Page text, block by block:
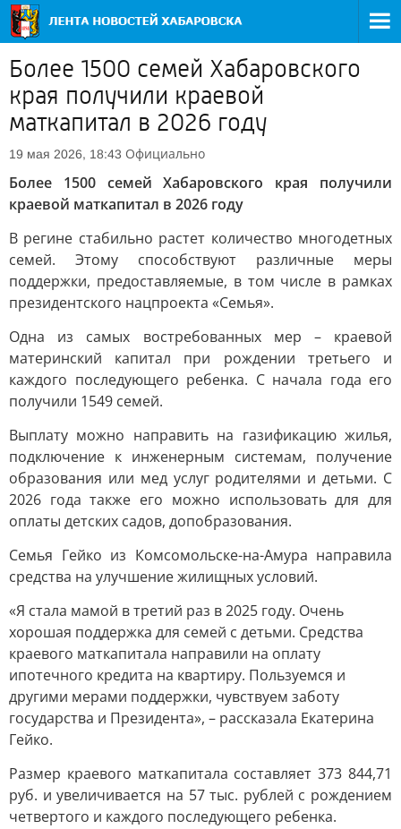
Более 1500 семей Хабаровского
края получили краевой
маткапитал в 2026 году
19 мая 2026, 18:43 Официально
Более 1500 семей Хабаровского края получили
краевой маткапитал в 2026 году
В регине стабильно растет количество многодетных
семей. Этому способствуют различные меры
поддержки, предоставляемые, в том числе в рамках
президентского нацпроекта «Семья».
Одна из самых востребованных мер – краевой
материнский капитал при рождении третьего и
каждого последующего ребенка. С начала года его
получили 1549 семей.
Выплату можно направить на газификацию жилья,
подключение к инженерным системам, получение
образования или мед услуг родителями и детьми. С
2026 года также его можно использовать для для
оплаты детских садов, допобразования.
Семья Гейко из Комсомольске-на-Амура направила
средства на улучшение жилищных условий.
«Я стала мамой в третий раз в 2025 году. Очень
хорошая поддержка для семей с детьми. Средства
краевого маткапитала направили на оплату
ипотечного кредита на квартиру. Пользуемся и
другими мерами поддержки, чувствуем заботу
государства и Президента», – рассказала Екатерина
Гейко.
Размер краевого маткапитала составляет 373 844,71
руб. и увеличивается на 57 тыс. рублей с рождением
четвертого и каждого последующего ребенка.